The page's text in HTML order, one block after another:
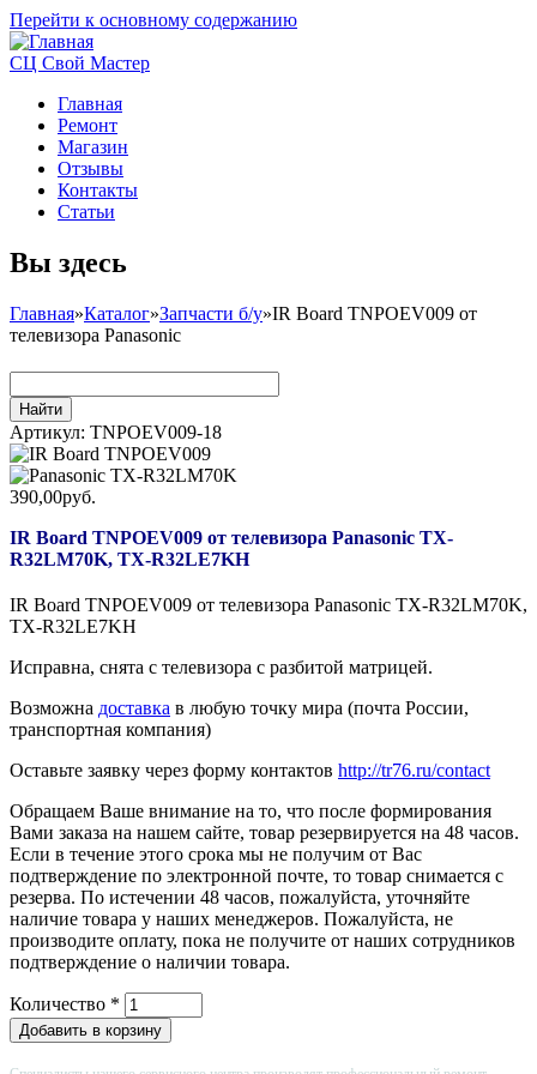
Перейти к основному содержанию
СЦ Свой Мастер
Главная
Ремонт
Магазин
Отзывы
Контакты
Статьи
Вы здесь
Главная»Каталог»Запчасти б/у»IR Board TNPOEV009 от
телевизора Panasonic
Артикул: TNPOEV009-18
390,00руб.
IR Board TNPOEV009 от телевизора Panasonic TX-
R32LM70K, TX-R32LE7KH
IR Board TNPOEV009 от телевизора Panasonic TX-R32LM70K,
TX-R32LE7KH
Исправна, снята с телевизора с разбитой матрицей.
Возможна доставка в любую точку мира (почта России,
транспортная компания)
Оставьте заявку через форму контактов http://tr76.ru/contact
Обращаем Ваше внимание на то, что после формирования
Вами заказа на нашем сайте, товар резервируется на 48 часов.
Если в течение этого срока мы не получим от Вас
подтверждение по электронной почте, то товар снимается с
резерва. По истечении 48 часов, пожалуйста, уточняйте
наличие товара у наших менеджеров. Пожалуйста, не
производите оплату, пока не получите от наших сотрудников
подтверждение о наличии товара.
Количество *